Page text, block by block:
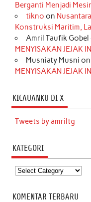
Berganti Menjadi
tikno on
Konstruksi Maritim,
Amril Taufik Gobel
MENYISAKAN JEJAK
Musniaty Musni on
MENYISAKAN JEJAK
KICAUANKU DI X
Tweets by amriltg
KATEGORI
Kategori
KOMENTAR TERBARU